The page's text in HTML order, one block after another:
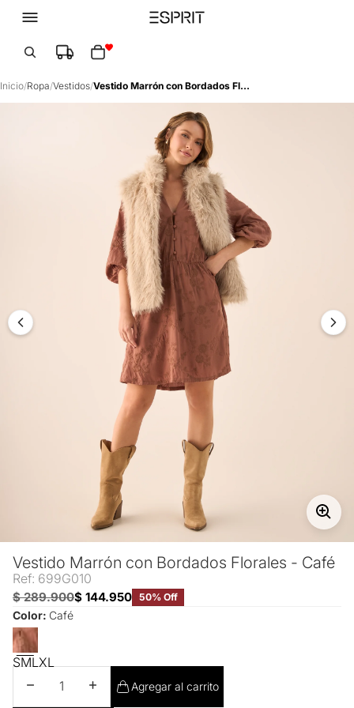
Inicio/Ropa/Vestidos/ Vestido Marrón con Bordados Florales - Café
Vestido Marrón con Bordados Florales - Café
Ref: 699G010
$ 289.900$ 144.950 50% Off
Color: Café
SML XL
Disminuir cantidadAumentar cantidad
Agregar al carrito